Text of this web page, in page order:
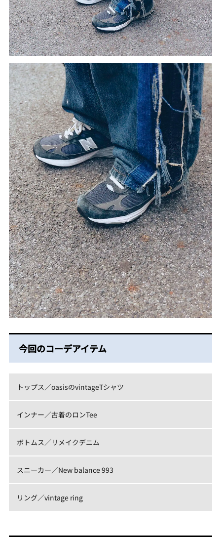
今回のコーデアイテム
トップス／oasisのvintageTシャツ
インナー／古着のロンTee
ボトムス／リメイクデニム
スニーカー／New balance 993
リング／vintage ring